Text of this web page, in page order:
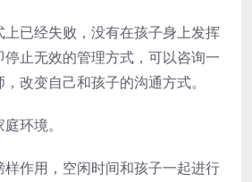
已经失败，没有在孩子身上发挥
止无效的管理方式，可以咨询一
改变自己和孩子的沟通方式。
环境。
作用，空闲时间和孩子一起进行